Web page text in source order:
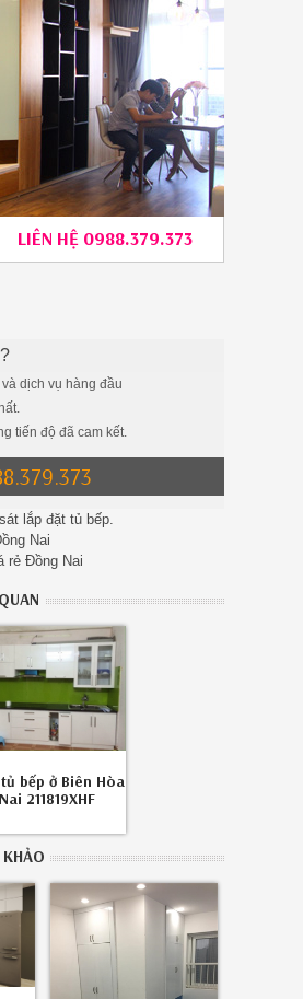
LIÊN HỆ 0988.379.373
dịch vụ hàng đầu
tiến độ đã cam kết.
lắp đặt tủ bếp.
Nai
rẻ Đồng Nai
bếp ở Biên Hòa
211819XHF